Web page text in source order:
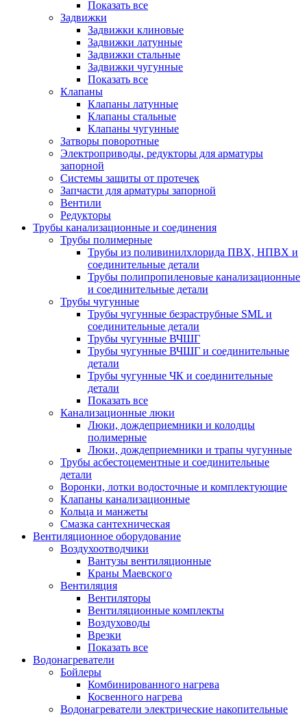
Показать все
Задвижки
Задвижки клиновые
Задвижки латунные
Задвижки стальные
Задвижки чугунные
Показать все
Клапаны
Клапаны латунные
Клапаны стальные
Клапаны чугунные
Затворы поворотные
Электроприводы, редукторы для арматуры
запорной
Системы защиты от протечек
Запчасти для арматуры запорной
Вентили
Редукторы
Трубы канализационные и соединения
Трубы полимерные
Трубы из поливинилхлорида ПВХ, НПВХ и
соединительные детали
Трубы полипропиленовые канализационные
и соединительные детали
Трубы чугунные
Трубы чугунные безраструбные SML и
соединительные детали
Трубы чугунные ВЧШГ
Трубы чугунные ВЧШГ и соединительные
детали
Трубы чугунные ЧК и соединительные
детали
Показать все
Канализационные люки
Люки, дождеприемники и колодцы
полимерные
Люки, дождеприемники и трапы чугунные
Трубы асбестоцементные и соединительные
детали
Воронки, лотки водосточные и комплектующие
Клапаны канализационные
Кольца и манжеты
Смазка сантехническая
Вентиляционное оборудование
Воздухоотводчики
Вантузы вентиляционные
Краны Маевского
Вентиляция
Вентиляторы
Вентиляционные комплекты
Воздуховоды
Врезки
Показать все
Водонагреватели
Бойлеры
Комбинированного нагрева
Косвенного нагрева
Водонагреватели электрические накопительные